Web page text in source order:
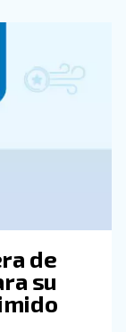
de frecuencia
energía hasta
fija, y
innovando, se
cada 8-10
respecta al
Si aún
ponerse en
de